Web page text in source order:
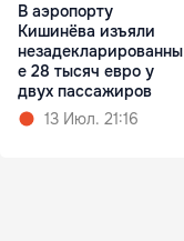
В аэропорту
Кишинёва изъяли
незадекларированны
е 28 тысяч евро у
двух пассажиров
13 Июл. 21:16